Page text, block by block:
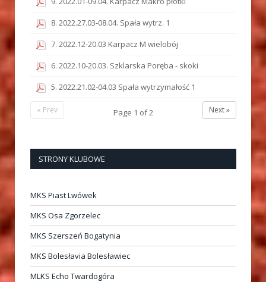
8. 2022.27.03-08.04. Spała wytrz. 1
7. 2022.12-20.03 Karpacz M wielobój
6. 2022.10-20.03. Szklarska Poręba - skoki
5. 2022.21.02-04.03 Spała wytrzymałość 1
Next »
Page 1 of2
« Prev
STRONY KLUBOWE
MKS Piast Lwówek
MKS Osa Zgorzelec
MKS Szerszeń Bogatynia
MKS Bolesłavia Bolesławiec
MLKS Echo Twardogóra